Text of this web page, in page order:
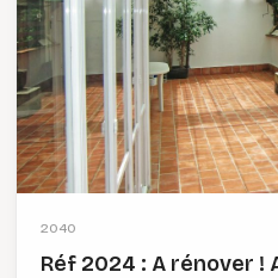
2040
Réf 2024 : A rénover !